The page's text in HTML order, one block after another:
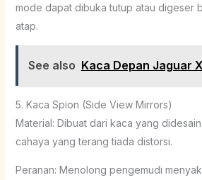
mode dapat dibuka tutup atau digeser
atap.
See also Kaca Depan Jaguar
5. Kaca Spion (Side View Mirrors)
Material: Dibuat dari kaca yang
cahaya yang terang tiada distorsi.
Peranan: Menolong pengemudi